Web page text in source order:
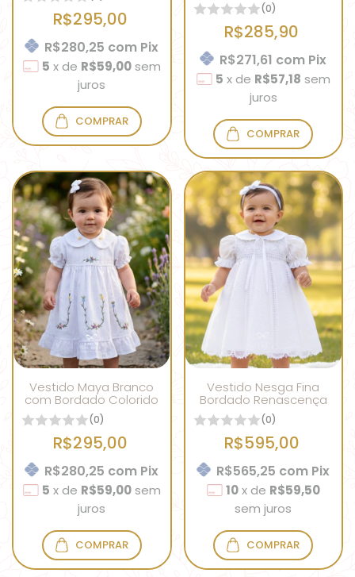
R$295,00
R$280,25 com Pix
5 x de R$59,00 sem
juros
COMPRAR
(0)
R$285,90
R$271,61 com Pix
5 x de R$57,18 sem
juros
COMPRAR
Vestido Maya Branco
com Bordado Colorido
(0)
R$295,00
R$280,25 com Pix
5 x de R$59,00 sem
juros
COMPRAR
Vestido Nesga Fina
Bordado Renascença
(0)
R$595,00
R$565,25 com Pix
10 x de R$59,50
sem juros
COMPRAR